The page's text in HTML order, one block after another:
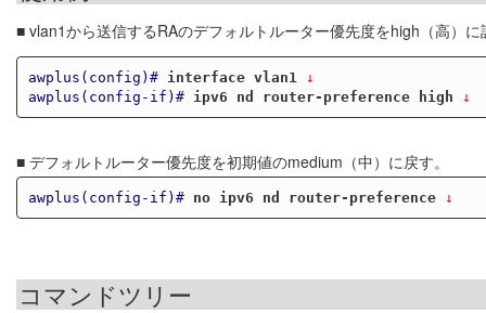
■ vlan1から送信するRAのデフォルトルーター優先度をhigh（高）に
awplus(config)# interface vlan1
↓
awplus(config-if)#
ipv6 nd router-preference high ↓
■ デフォルトルーター優先度を初期値のmedium（中）に戻す。
awplus(config-if)# no ipv6 nd router-preference ↓
コマンドツリー